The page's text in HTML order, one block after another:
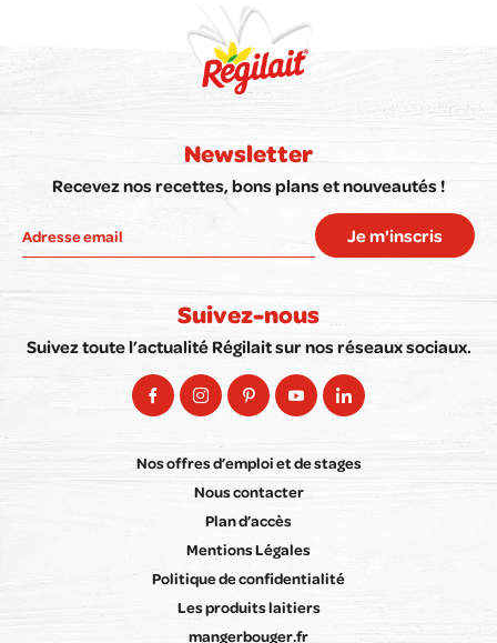
Newsletter
Recevez nos recettes, bons plans et nouveautés !
Je m'inscris
Suivez-nous
Suivez toute l’actualité Régilait sur nos réseaux sociaux.
Nos offres d’emploi et de stages
Nous contacter
Plan d’accès
Mentions Légales
Politique de confidentialité
Les produits laitiers
mangerbouger.fr